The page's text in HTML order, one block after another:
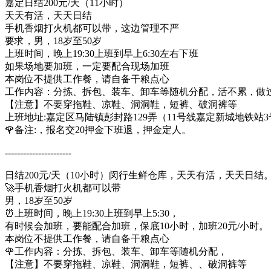
嘉定日结200元/天（11小时）
天天有活，天天日结
手机香烟打火机都可以带，这边管理不严
要求，男，18岁至50岁
上班时间，晚上19:30上班到早上6:30左右下班
如果场地要加班，一定要配合现场加班
本岗位不提供工作餐，请自备干粮点心
工作内容：分拣、拆包、装车、卸车等随机分配，活不累，做
【注意】不要穿拖鞋、凉鞋、洞洞鞋，短裤、破洞裤等
上班地址:嘉定区马陆镇彭封路129弄（11号线嘉定新城地铁站3
🌹备注:，报名交20押金下班退，押金定人。
​​​​----------------------
日结200元/天（10小时）闵行生鲜仓库，天天有活，天天日结。
🚀手机香烟打火机都可以带
男，18岁至50岁
⏰上班时间，晚上19:30上班到早上5:30，
有时候会加班，要能配合加班，保底10小时，加班20元/小时。
本岗位不提供工作餐，请自备干粮点心
🌹工作内容：分拣、拆包、装车、卸车等随机分配，
【注意】不要穿拖鞋、凉鞋、洞洞鞋，短裤、、破洞裤等